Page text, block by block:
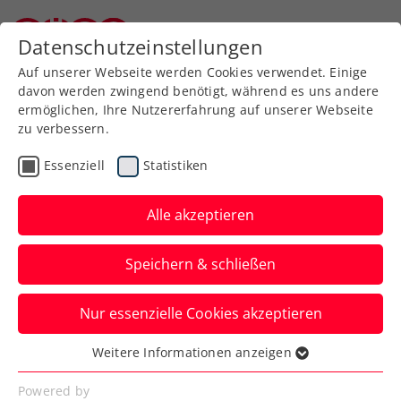
Zurück zur Newsübersicht
Turniere
Zverev sagt seinen Start
bei den Erste Bank Open
2025 zu
Ein Weihnachtsgeschenk für die
Tennisfans zu Beginn des Ticketverkaufs
des ATP-500-Turniers in Wien.
Verfasst von: Presseaussendung / Redaktion, 19.12.2024
Datenschutzeinstellungen
Auf unserer Webseite werden Cookies verwendet. Einige
davon werden zwingend benötigt, während es uns andere
ermöglichen, Ihre Nutzererfahrung auf unserer Webseite
zu verbessern.
Essenziell Statistiken
Alle akzeptieren
Speichern & schließen
Nur essenzielle Cookies akzeptieren
Essenziell
Essenzielle Cookies werden für grundlegende
Weitere Informationen anzeigen
Powered by